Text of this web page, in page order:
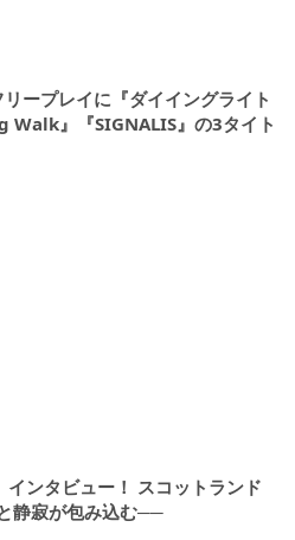
ープレイに『ダイイングライト
Walk』『SIGNALIS』の3タイト
ンタビュー！ スコットランド
静寂が包み込む──